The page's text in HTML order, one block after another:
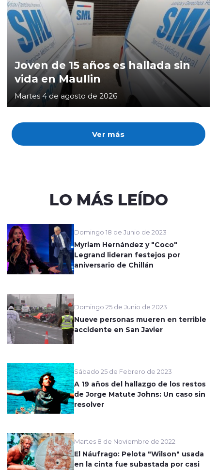
Ver más
Joven de 15 años es hallada sin
vida en Maullin
Martes 4 de agosto de 2026
LO MÁS LEÍDO
Domingo 18 de Junio de 2023
Myriam Hernández y "Coco"
Legrand lideran festejos por
aniversario de Chillán
Domingo 25 de Junio de 2023
Nueve personas mueren en terrible
accidente en San Javier
Sábado 25 de Febrero de 2023
A 19 años del hallazgo de los restos
de Jorge Matute Johns: Un caso sin
resolver
Martes 8 de Noviembre de 2022
El Náufrago: Pelota "Wilson" usada
en la cinta fue subastada por casi